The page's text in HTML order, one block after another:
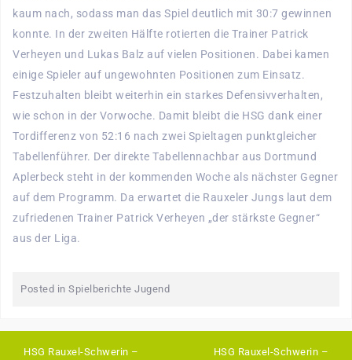
kaum nach, sodass man das Spiel deutlich mit 30:7 gewinnen
konnte. In der zweiten Hälfte rotierten die Trainer Patrick
Verheyen und Lukas Balz auf vielen Positionen. Dabei kamen
einige Spieler auf ungewohnten Positionen zum Einsatz.
Festzuhalten bleibt weiterhin ein starkes Defensivverhalten,
wie schon in der Vorwoche. Damit bleibt die HSG dank einer
Tordifferenz von 52:16 nach zwei Spieltagen punktgleicher
Tabellenführer. Der direkte Tabellennachbar aus Dortmund
Aplerbeck steht in der kommenden Woche als nächster Gegner
auf dem Programm. Da erwartet die Rauxeler Jungs laut dem
zufriedenen Trainer Patrick Verheyen „der stärkste Gegner“
aus der Liga.
Posted in Spielberichte Jugend
HSG Rauxel-Schwerin – HSG Rauxel-Schwerin –